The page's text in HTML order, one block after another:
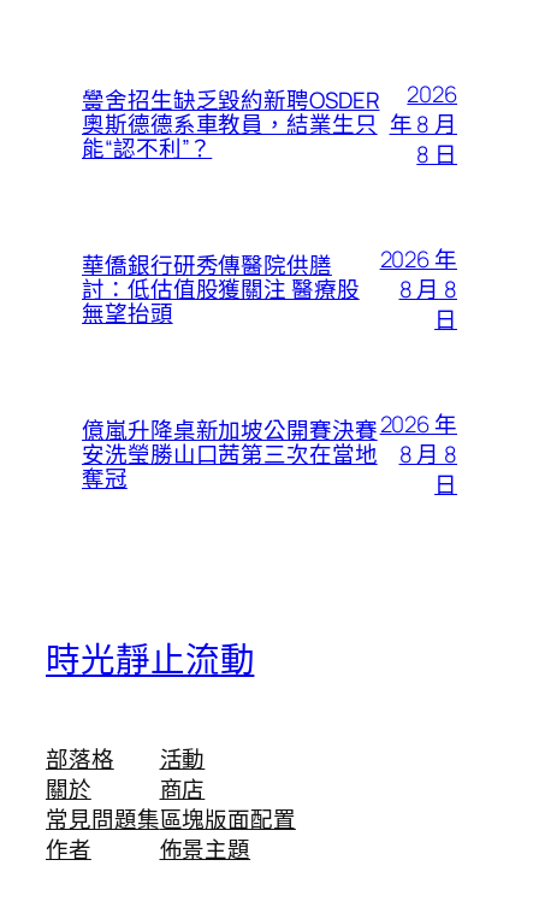
黌舍招生缺乏毀約新聘OSDER
奧斯德德系車教員，結業生只
能“認不利”？
2026
年 8 月
8 日
華僑銀行研秀傳醫院供膳
討：低估值股獲關注 醫療股
無望抬頭
2026 年
8 月 8
日
億嵐升降桌新加坡公開賽決賽
安洗瑩勝山口茜第三次在當地
奪冠
2026 年
8 月 8
日
時光靜止流動
部落格
關於
常見問題集
作者
活動
商店
區塊版面配置
佈景主題